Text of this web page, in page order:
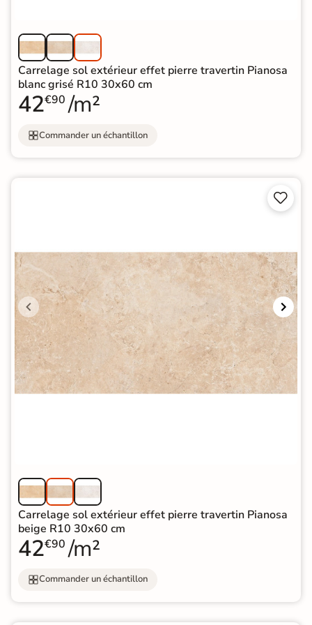
Carrelage sol extérieur effet pierre travertin Pianosa
blanc grisé R10 30x60 cm
42€90 /m²
Commander un échantillon


Carrelage sol extérieur effet pierre travertin Pianosa
beige R10 30x60 cm
42€90 /m²
Commander un échantillon